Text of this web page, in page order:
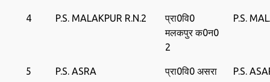
4 P.S. MALAKPUR R.N.2
प्रा0वि0
मलकपुर क0न0
2
P.S.
5 P.S. ASRA प्रा0वि0 असरा P.S.